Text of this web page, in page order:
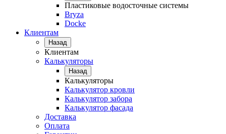
Пластиковые водосточные системы
Bryza
Docke
Клиентам
Назад
Клиентам
Калькуляторы
Назад
Калькуляторы
Калькулятор кровли
Калькулятор забора
Калькулятор фасада
Доставка
Оплата